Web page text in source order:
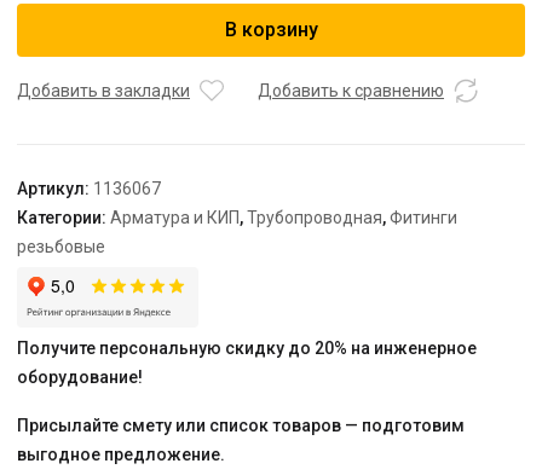
USYSTEMS
Smart
G1/2"
НР
Евроконус
(с
В корзину
Добавить в закладки Добавить к сравнению
Артикул: 1136067
Категории: Арматура и КИП,Трубопроводная,Фитинги
резьбовые
Получите персональную скидку до 20% на инженерное
оборудование!
Присылайте смету или список товаров — подготовим
выгодное предложение.